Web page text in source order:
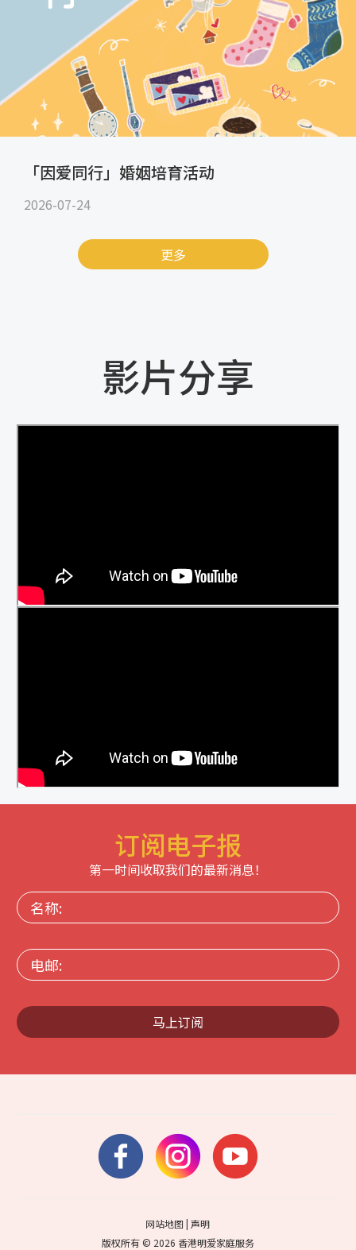
「因爱同行」婚姻培育活动
2026-07-24
更多
影片分享
订阅电子报
第一时间收取我们的最新消息！
名
称:
电
邮:
马上订阅
网站地图 |声明
版权所有 © 2026 香港明爱家庭服务